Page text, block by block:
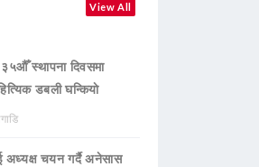
View All
स्थापना दिवसमा
डबली घन्कियाे
अध्यक्ष चयन गर्दै अनेसास